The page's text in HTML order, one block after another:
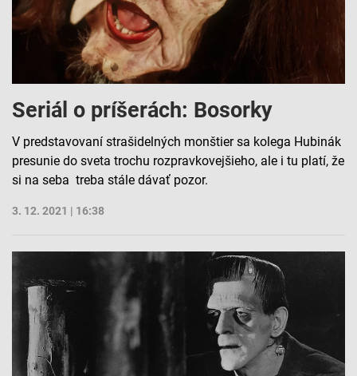
Seriál o príšerách: Bosorky
V predstavovaní strašidelných monštier sa kolega Hubinák
presunie do sveta trochu rozpravkovejšieho, ale i tu platí, že
si na seba treba stále dávať pozor.
3. 12. 2021 | 16:38